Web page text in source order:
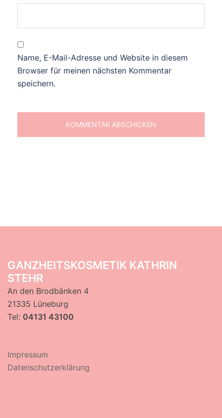
Name, E-Mail-Adresse und Website in diesem
Browser für meinen nächsten Kommentar
speichern.
GANZHEITSKOSMETIK KATHRIN
STEHR
An den Brodbänken 4
21335 Lüneburg
Tel: 04131 43100
Impressum
Datenschutzerklärung